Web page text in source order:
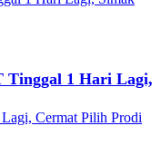
Tinggal 1 Hari Lagi,